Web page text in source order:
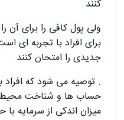
کنند
ولی پول کافی را برای آن
برای افراد با تجربه ای
جدیدی را امتحان کنند
. توصیه می شود که افراد
حساب ها و شناخت محیط
میزان اندکی از سرمایه